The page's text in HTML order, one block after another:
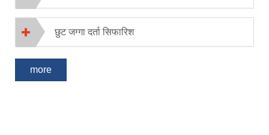
छुट जग्गा दर्ता सिफारिश
more